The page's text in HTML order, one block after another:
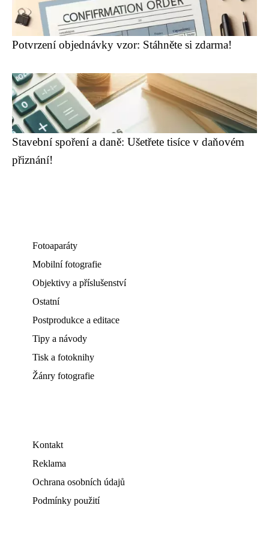
Potvrzení objednávky vzor: Stáhněte si zdarma!
Stavební spoření a daně: Ušetřete tisíce v daňovém
přiznání!
Fotoaparáty
Mobilní fotografie
Objektivy a příslušenství
Ostatní
Postprodukce a editace
Tipy a návody
Tisk a fotoknihy
Žánry fotografie
Kontakt
Reklama
Ochrana osobních údajů
Podmínky použití